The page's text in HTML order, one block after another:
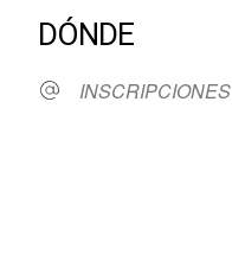
DÓNDE
INSCRIPCIONES